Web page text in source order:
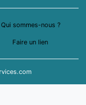
Qui sommes-nous ?
Faire un lien